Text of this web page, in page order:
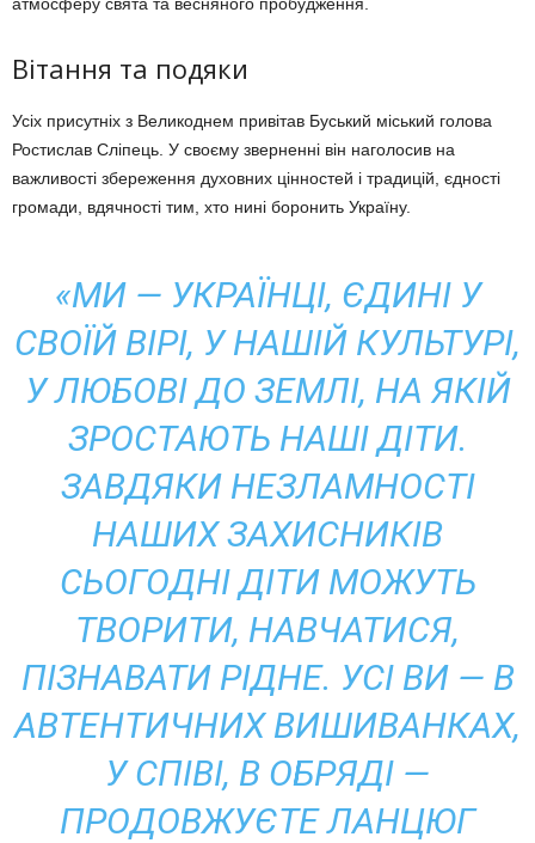
Вітання та подяки
Усіх присутніх з Великоднем привітав Буський міський голова
Ростислав Сліпець. У своєму зверненні він наголосив на
важливості збереження духовних цінностей і традицій, єдності
громади, вдячності тим, хто нині боронить Україну.
«МИ — УКРАЇНЦІ, ЄДИНІ У
СВОЇЙ ВІРІ, У НАШІЙ КУЛЬТУРІ,
У ЛЮБОВІ ДО ЗЕМЛІ, НА ЯКІЙ
ЗРОСТАЮТЬ НАШІ ДІТИ.
ЗАВДЯКИ НЕЗЛАМНОСТІ
НАШИХ ЗАХИСНИКІВ
СЬОГОДНІ ДІТИ МОЖУТЬ
ТВОРИТИ, НАВЧАТИСЯ,
ПІЗНАВАТИ РІДНЕ. УСІ ВИ — В
АВТЕНТИЧНИХ ВИШИВАНКАХ,
У СПІВІ, В ОБРЯДІ —
ПРОДОВЖУЄТЕ ЛАНЦЮГ